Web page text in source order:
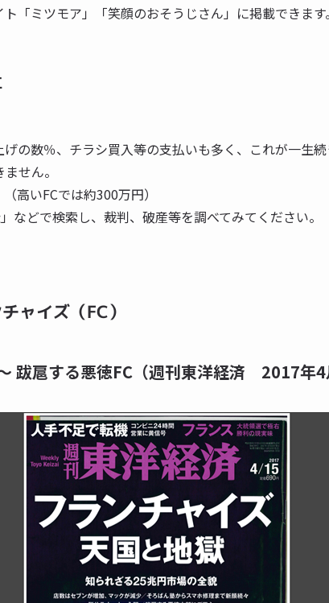
「ミツモア」「笑顔のおそうじさん」に掲載できます
の数％、チラシ買入等の支払いも多く、これが一生
せん。
高いFCでは約300万円）
などで検索し、裁判、破産等を調べてみてください。
ャイズ（FC）
跋扈する悪徳FC（週刊東洋経済 2017年